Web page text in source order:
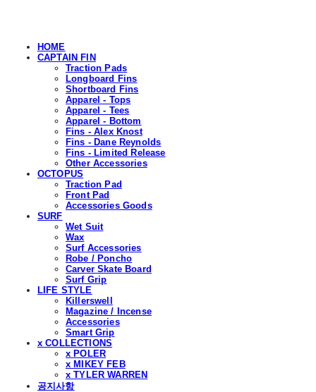
HOME
CAPTAIN FIN
Traction Pads
Longboard Fins
Shortboard Fins
Apparel - Tops
Apparel - Tees
Apparel - Bottom
Fins - Alex Knost
Fins - Dane Reynolds
Fins - Limited Release
Other Accessories
OCTOPUS
Traction Pad
Front Pad
Accessories Goods
SURF
Wet Suit
Wax
Surf Accessories
Robe / Poncho
Carver Skate Board
Surf Grip
LIFE STYLE
Killerswell
Magazine / Incense
Accessories
Smart Grip
x COLLECTIONS
x POLER
x MIKEY FEB
x TYLER WARREN
공지사항